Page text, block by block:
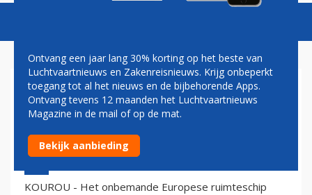
RUIMTESCHIP OP WEG NAAR
ANDRE KUIPERS
23 maart 2012 - 9:29
KOUROU - Het onbemande Europese ruimteschip
Ontvang een jaar lang 30% korting op het beste van
Luchtvaartnieuws en Zakenreisnieuws. Krijg onbeperkt
toegang tot al het nieuws en de bijbehorende Apps.
Ontvang tevens 12 maanden het Luchtvaartnieuws
Magazine in de mail of op de mat.
Bekijk aanbieding